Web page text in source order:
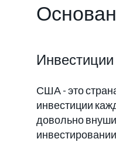
Инвестиции
США - это
инвестиции
довольно